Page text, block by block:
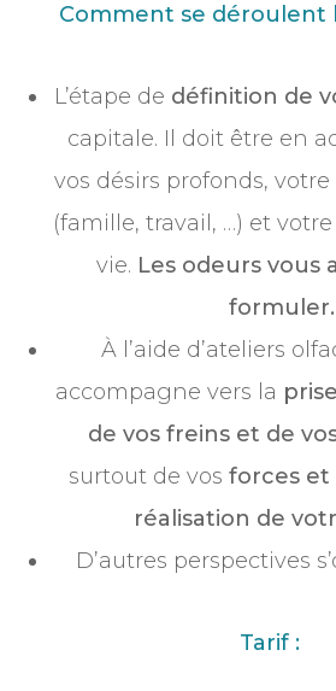
Comment se déroulent
L’étape de définition de
capitale. Il doit être en
vos désirs profonds,
(famille, travail, …) et
vie. Les odeurs vous
formuler.
À l’aide d’ateliers
accompagne vers la
de vos freins et de
surtout de vos forces et
réalisation de
D’autres perspectives
Tarif :